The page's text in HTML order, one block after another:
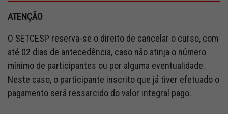
ATENÇÃO
O SETCESP reserva-se o direito de cancelar o curso, com
até 02 dias de antecedência, caso não atinja o número
mínimo de participantes ou por alguma eventualidade.
Neste caso, o participante inscrito que já tiver efetuado o
pagamento será ressarcido do valor integral pago.